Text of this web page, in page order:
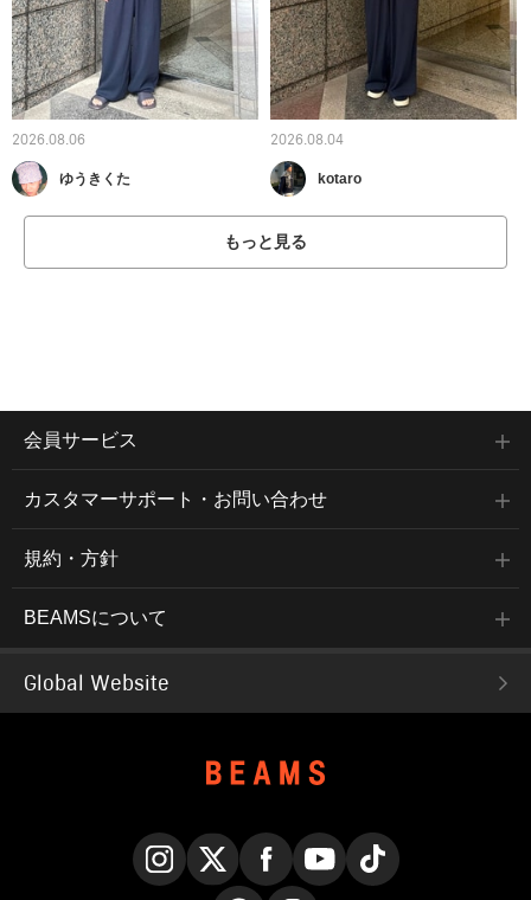
2026.08.06
ゆうきくた
2026.08.04
kotaro
もっと見る
会員サービス
カスタマーサポート・お問い合わせ
規約・方針
BEAMSについて
Global Website